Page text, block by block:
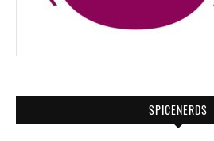
SPICENERDS